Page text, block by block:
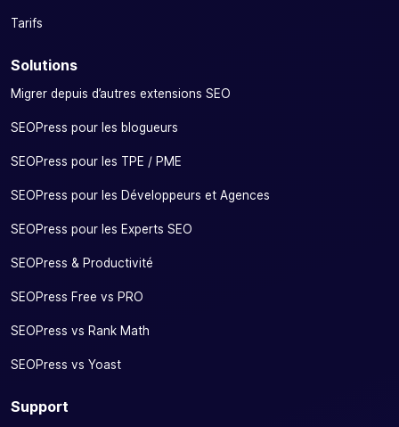
Tarifs
Solutions
Migrer depuis d’autres extensions SEO
SEOPress pour les blogueurs
SEOPress pour les TPE / PME
SEOPress pour les Développeurs et Agences
SEOPress pour les Experts SEO
SEOPress & Productivité
SEOPress Free vs PRO
SEOPress vs Rank Math
SEOPress vs Yoast
Support